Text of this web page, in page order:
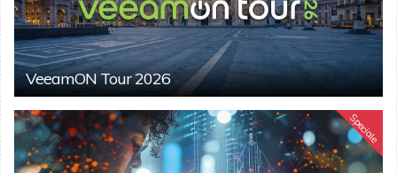
VeeamON Tour 2026
Speciale